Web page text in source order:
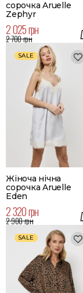
сорочка Aruelle
Zephyr
2 025 грн
2 700 грн
SALE
Жіноча нічна
сорочка Aruelle
Eden
2 320 грн
2 900 грн
SALE